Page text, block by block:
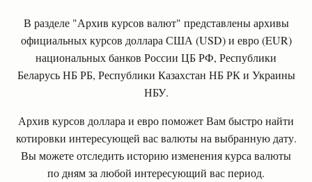
В разделе "Архив курсов валют" представлены архивы
официальных курсов доллара США (USD) и евро (EUR)
национальных банков России ЦБ РФ, Республики
Беларусь НБ РБ, Республики Казахстан НБ РК и Украины
НБУ.
Архив курсов доллара и евро поможет Вам быстро найти
котировки интересующей вас валюты на выбранную дату.
Вы можете отследить историю изменения курса валюты
по дням за любой интересующий вас период.